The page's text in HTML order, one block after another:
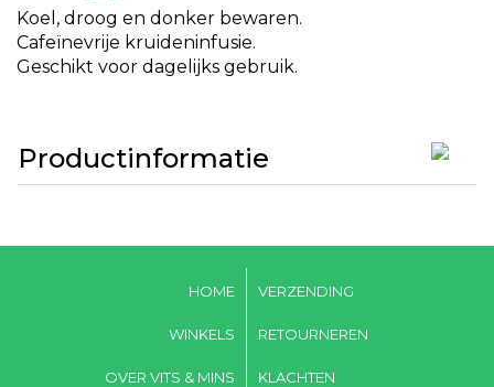
Koel, droog en donker bewaren.
Cafeïnevrije kruideninfusie.
Geschikt voor dagelijks gebruik.
Productinformatie
HOME
WINKELS
OVER VITS & MINS
VERZENDING
RETOURNEREN
KLACHTEN